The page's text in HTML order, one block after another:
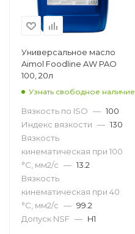
Универсальное масло
Aimol Foodline AW PAO
100, 20л
Узнать свободное наличие
Вязкость по ISO — 100
Индекс вязкости — 130
Вязкость
кинематическая при 100
°С, мм2/с — 13.2
Вязкость
кинематическая при 40
°С, мм2/с — 99.2
Допуск NSF — H1